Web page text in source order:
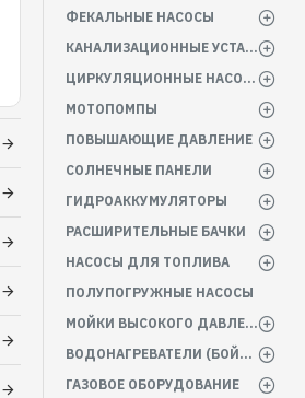
ФЕКАЛЬНЫЕ НАСОСЫ
КАНАЛИЗАЦИОННЫЕ УСТАНОВКИ
ЦИРКУЛЯЦИОННЫЕ НАСОСЫ
МОТОПОМПЫ
ПОВЫШАЮЩИЕ ДАВЛЕНИЕ
СОЛНЕЧНЫЕ ПАНЕЛИ
ГИДРОАККУМУЛЯТОРЫ
РАСШИРИТЕЛЬНЫЕ БАЧКИ
НАСОСЫ ДЛЯ ТОПЛИВА
ПОЛУПОГРУЖНЫЕ НАСОСЫ
МОЙКИ ВЫСОКОГО ДАВЛЕНИЯ
ВОДОНАГРЕВАТЕЛИ (БОЙЛЕРА)
ГАЗОВОЕ ОБОРУДОВАНИЕ